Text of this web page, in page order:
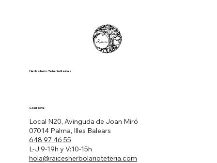
Herbolario Tetería Raíces
Local N20, Avinguda de Joan Miró
07014 Palma, Illes Balears
648 97 46 55
L-J:9-19h y V:10-15h
hola@raicesherbolarioteteria.com
Contacte